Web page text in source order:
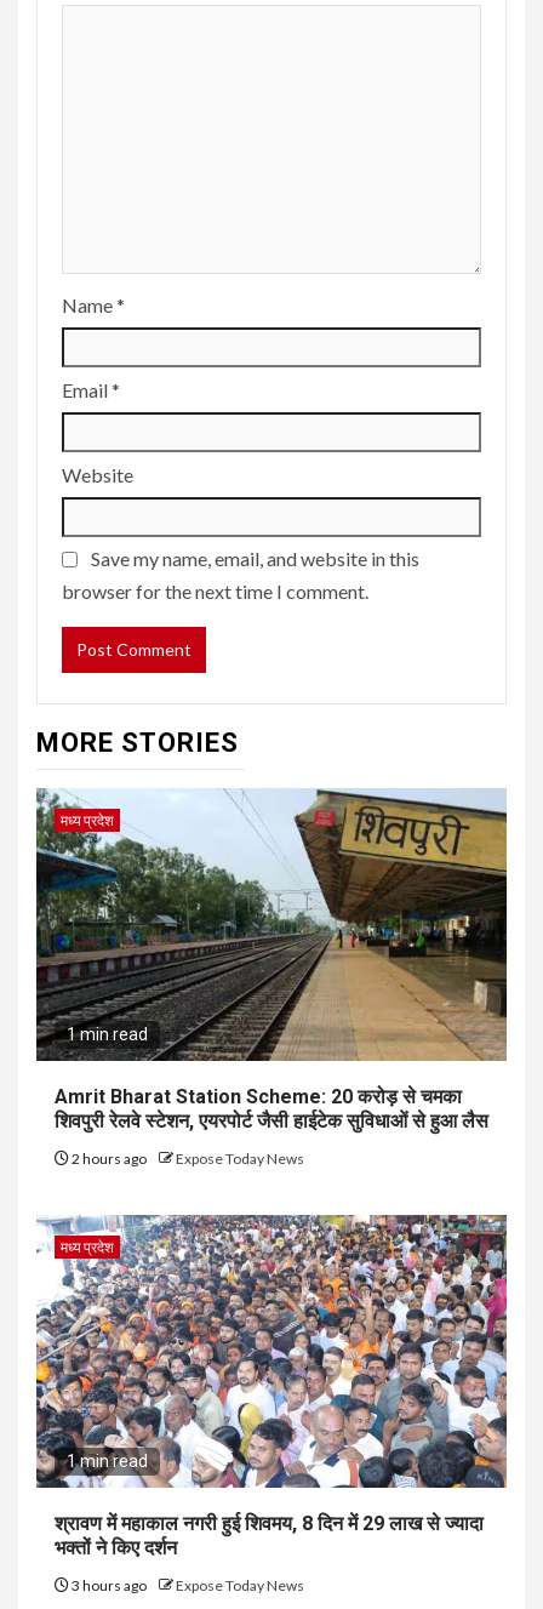
Name*
Email*
Website
Save my name, email, and website in this
browser for the next time I comment.
MORE STORIES
मध्य प्रदेश
1 min read
Amrit Bharat Station Scheme: 20 करोड़ से चमका
शिवपुरी रेलवे स्टेशन, एयरपोर्ट जैसी हाईटेक सुविधाओं से हुआ लैस
2 hours ago Expose Today News
मध्य प्रदेश
1 min read
श्रावण में महाकाल नगरी हुई शिवमय, 8 दिन में 29 लाख से ज्यादा
भक्तों ने किए दर्शन
3 hours ago Expose Today News